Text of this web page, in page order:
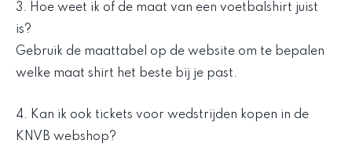
3. Hoe weet ik of de maat van een voetbalshirt juist
is?
Gebruik de maattabel op de website om te bepalen
welke maat shirt het beste bij je past.
4. Kan ik ook tickets voor wedstrijden kopen in de
KNVB webshop?